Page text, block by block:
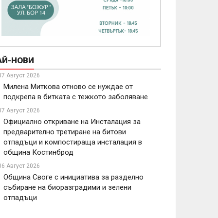
НОВИ
Август 2026
Милена Миткова отново се нуждае от
подкрепа в битката с тежкото заболяване
Август 2026
Официално откриване на Инсталация за
предварително третиране на битови
отпадъци и компостираща инсталация в
община Костинброд
Август 2026
Община Своге с инициатива за разделно
събиране на биоразградими и зелени
отпадъци